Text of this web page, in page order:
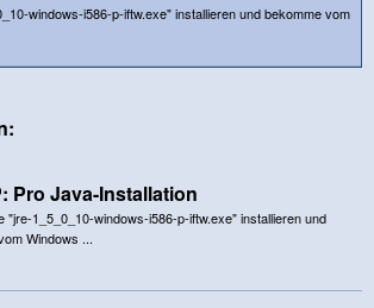
windows-i586-p-iftw.exe" installieren und bekomme vom
Pro Java-Installation
"jre-1_5_0_10-windows-i586-p-iftw.exe" installieren und
Windows ...